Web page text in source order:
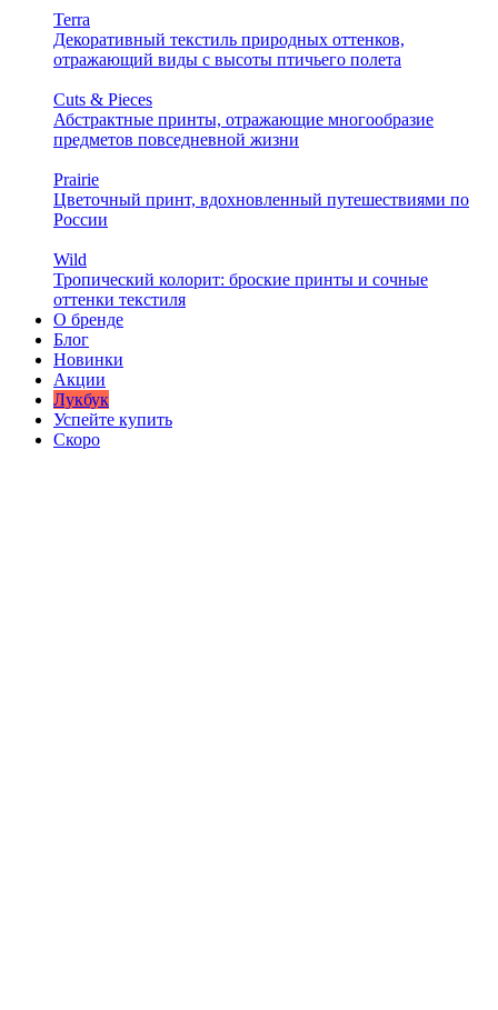
Terra
Декоративный текстиль природных оттенков,
отражающий виды с высоты птичьего полета
Cuts & Pieces
Абстрактные принты, отражающие многообразие
предметов повседневной жизни
Prairie
Цветочный принт, вдохновленный путешествиями по
России
Wild
Тропический колорит: броские принты и сочные
оттенки текстиля
О бренде
Блог
Новинки
Акции
Лукбук
Успейте купить
Скоро